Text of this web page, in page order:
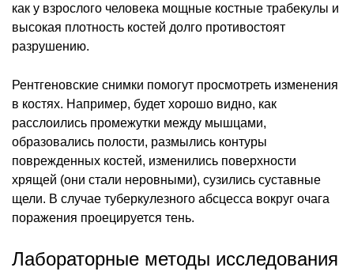
как у взрослого человека мощные костные трабекулы и
высокая плотность костей долго противостоят
разрушению.
Рентгеновские снимки помогут просмотреть изменения
в костях. Например, будет хорошо видно, как
расслоились промежутки между мышцами,
образовались полости, размылись контуры
поврежденных костей, изменились поверхности
хрящей (они стали неровными), сузились суставные
щели. В случае туберкулезного абсцесса вокруг очага
поражения проецируется тень.
Лабораторные методы исследования